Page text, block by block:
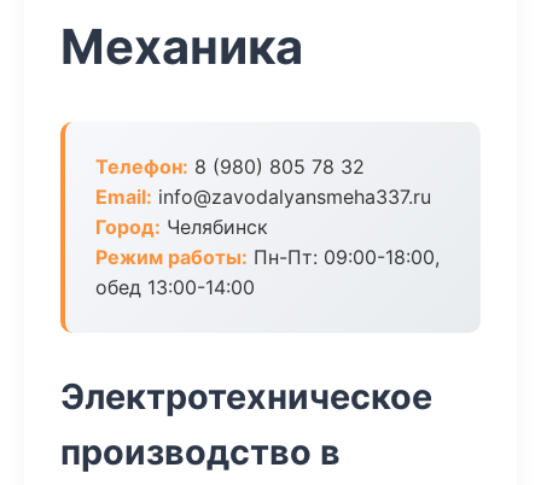
Механика
Телефон: 8 (980) 805 78 32
Email: info@zavodalyansmeha337.ru
Город: Челябинск
Режим работы: Пн-Пт: 09:00-18:00,
обед 13:00-14:00
Электротехническое
производство в